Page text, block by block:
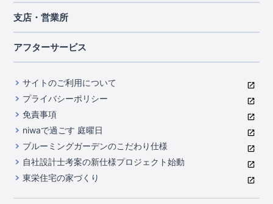
千葉県
中部
山梨県
静岡県
滋賀県
京都府
中国・四国
岡山県
広島県
九州・沖縄
福岡県
熊本県
ブルーミングガーデンは地震につよい<建物編>
室内空間を快適に保つ断熱性能
コストパフォーマンスに自信
充実のアフターサポート
第三者評価によるお墨付き
家づくりのプロにも選ばれるブルーミングガーデン
住んでみるとじわじわ伝わる暮らしやすさへのこだわり
自社一貫体制
現地見学ガイド
ご紹介制度のご案内
東栄INDEX（用語集）
支店・営業所
アフターサービス
サイトのご利用について
プライバシーポリシー
免責事項
niwaで過ごす 庭曜日
ブルーミングガーデンのこだわり仕様
自社設計士考案の新仕様プロジェクト始動
東栄住宅の家づくり